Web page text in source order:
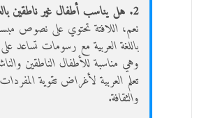
2. هل يناسب أطفال غير ناطقين بالعربية؟
نعم، اللافتة تحتوي على نصوص
باللغة العربية مع رسومات تساعد
وهي مناسبة للأطفال الناطقين
تعلم العربية لأغراض تقوية المفردات
والثقافة.